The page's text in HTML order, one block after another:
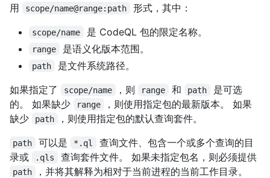
用
scope/name@range:path 形式，其中：
scope/name 是 CodeQL 包的限定名称。
range 是语义化版本范围。
path
是文件系统路径。
如果指定了
scope/name ，则 range 和 path
是可选
的。 如果缺少
range
，则使用指定包的最新版本。 如果
缺少
path ，则使用指定包的默认查询套件。
path 可以是 *.ql
查询文件、包含一个或多个查询的目
录或
.qls 查询套件文件。 如果未指定包名，则必须提供
path
，并将其解释为相对于当前进程的当前工作目录。